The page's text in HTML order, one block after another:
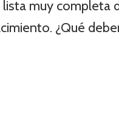
muy completa
¿Qué